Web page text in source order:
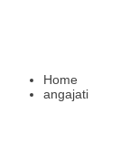
Home
angajati